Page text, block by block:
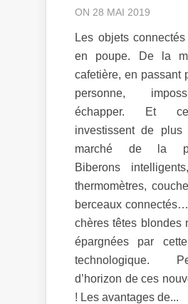
ON 28 MAI 2019
Les objets
en poupe. De la
cafetière, en passant
personne,
échapper. Et
investissent de
marché de la
Biberons
thermomètres,
berceaux
chères têtes blondes
épargnées par
technologique.
d’horizon de ces
! Les avantages de...